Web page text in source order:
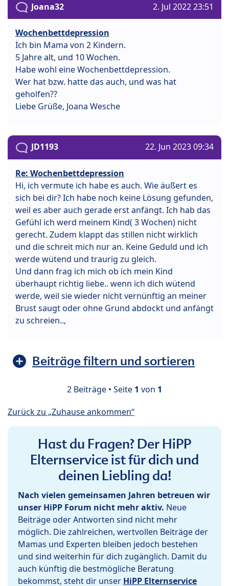
Joana32 2. Jul 2022 23:51
Wochenbettdepression
Ich bin Mama von 2 Kindern.
5 Jahre alt, und 10 Wochen.
Habe wohl eine Wochenbettdepression.
Wer hat bzw. hatte das auch, und was hat
geholfen??
Liebe Grüße, Joana Wesche
JD1193 22. Jun 2023 09:34
Re: Wochenbettdepression
Hi, ich vermute ich habe es auch. Wie äußert es
sich bei dir? Ich habe noch keine Lösung gefunden,
weil es aber auch gerade erst anfängt. Ich hab das
Gefühl ich werd meinem Kind( 3 Wochen) nicht
gerecht. Zudem klappt das stillen nicht wirklich
und die schreit mich nur an. Keine Geduld und ich
werde wütend und traurig zu gleich.
Und dann frag ich mich ob ich mein Kind
überhaupt richtig liebe.. wenn ich dich wütend
werde, weil sie wieder nicht vernünftig an meiner
Brust saugt oder ohne Grund abdockt und anfängt
zu schreien..,
Beiträge filtern und sortieren
2 Beiträge • Seite 1 von 1
Zurück zu „Zuhause ankommen“
Hast du Fragen? Der HiPP
Elternservice ist für dich und
deinen Liebling da!
Nach vielen gemeinsamen Jahren betreuen wir
unser HiPP Forum nicht mehr aktiv. Neue
Beiträge oder Antworten sind nicht mehr
möglich. Die zahlreichen, wertvollen Beiträge der
Mamas und Experten bleiben jedoch bestehen
und sind weiterhin für dich zugänglich. Damit du
auch künftig die bestmögliche Beratung
bekommst, steht dir unser HiPP Elternservice